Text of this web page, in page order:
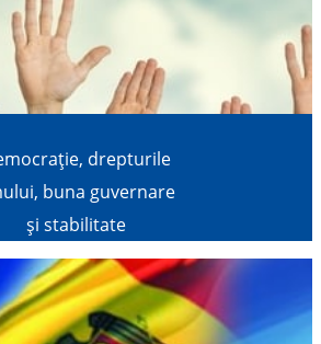
drepturile
buna guvernare
și stabilitate